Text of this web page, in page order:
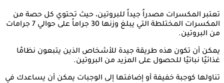
تعتبر المكسرات مصدراً جيداً للبروتين، حيث تحتوي كل حصة من
المكسرات المختلطة التي يبلغ وزنها 30 جراماً على حوالي 7 جرامات
من البروتين.
يمكن أن تكون هذه طريقة جيدة للأشخاص الذين يتبعون نظامًا
غذائيًا نباتيًا للحصول على المزيد من البروتين.
تناولها كوجبة خفيفة أو إضافتها إلى الوجبات يمكن أن يساعدك في